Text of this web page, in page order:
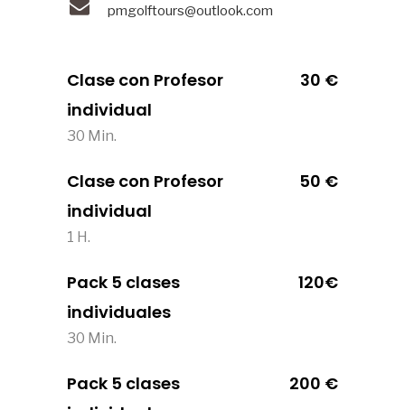
pmgolftours@outlook.com
Clase con Profesor
individual
30 €
30 Min.
Clase con Profesor
individual
50 €
1 H.
Pack 5 clases
individuales
120€
30 Min.
Pack 5 clases
200 €